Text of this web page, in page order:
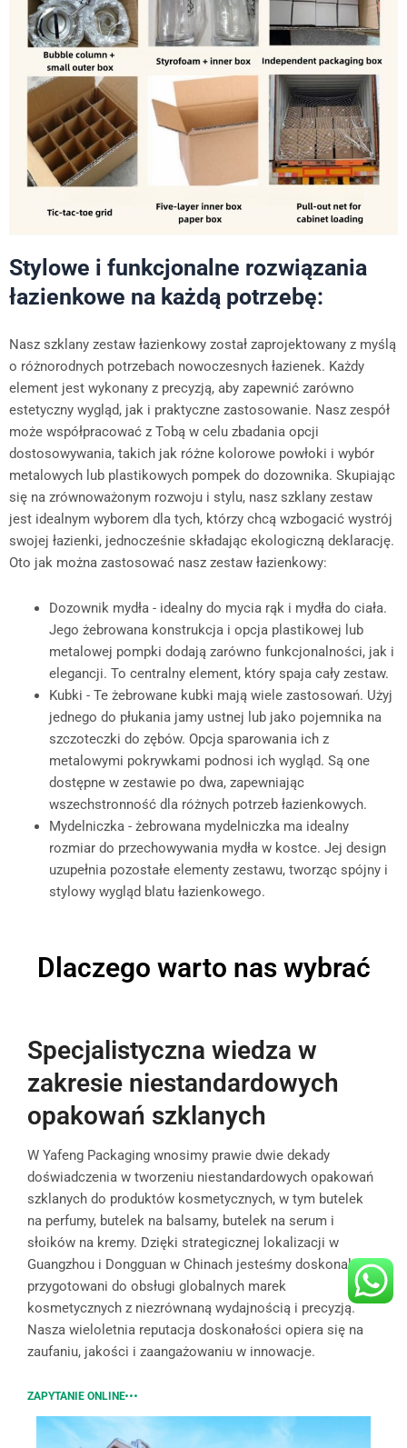
Stylowe i funkcjonalne rozwiązania
łazienkowe na każdą potrzebę:
Nasz szklany zestaw łazienkowy został zaprojektowany z myślą
o różnorodnych potrzebach nowoczesnych łazienek. Każdy
element jest wykonany z precyzją, aby zapewnić zarówno
estetyczny wygląd, jak i praktyczne zastosowanie. Nasz zespół
może współpracować z Tobą w celu zbadania opcji
dostosowywania, takich jak różne kolorowe powłoki i wybór
metalowych lub plastikowych pompek do dozownika. Skupiając
się na zrównoważonym rozwoju i stylu, nasz szklany zestaw
jest idealnym wyborem dla tych, którzy chcą wzbogacić wystrój
swojej łazienki, jednocześnie składając ekologiczną deklarację.
Oto jak można zastosować nasz zestaw łazienkowy:
Dozownik mydła - idealny do mycia rąk i mydła do ciała.
Jego żebrowana konstrukcja i opcja plastikowej lub
metalowej pompki dodają zarówno funkcjonalności, jak i
elegancji. To centralny element, który spaja cały zestaw.
Kubki - Te żebrowane kubki mają wiele zastosowań. Użyj
jednego do płukania jamy ustnej lub jako pojemnika na
szczoteczki do zębów. Opcja sparowania ich z
metalowymi pokrywkami podnosi ich wygląd. Są one
dostępne w zestawie po dwa, zapewniając
wszechstronność dla różnych potrzeb łazienkowych.
Mydelniczka - żebrowana mydelniczka ma idealny
rozmiar do przechowywania mydła w kostce. Jej design
uzupełnia pozostałe elementy zestawu, tworząc spójny i
stylowy wygląd blatu łazienkowego.
Dlaczego warto nas wybrać
Specjalistyczna wiedza w
zakresie niestandardowych
opakowań szklanych
W Yafeng Packaging wnosimy prawie dwie dekady
doświadczenia w tworzeniu niestandardowych opakowań
szklanych do produktów kosmetycznych, w tym butelek
na perfumy, butelek na balsamy, butelek na serum i
słoików na kremy. Dzięki strategicznej lokalizacji w
Guangzhou i Dongguan w Chinach jesteśmy doskonale
przygotowani do obsługi globalnych marek
kosmetycznych z niezrównaną wydajnością i precyzją.
Nasza wieloletnia reputacja doskonałości opiera się na
zaufaniu, jakości i zaangażowaniu w innowacje.
ZAPYTANIE ONLINE